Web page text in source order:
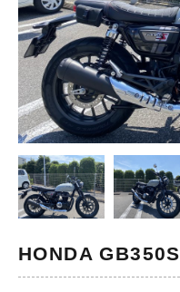
HONDA GB350S